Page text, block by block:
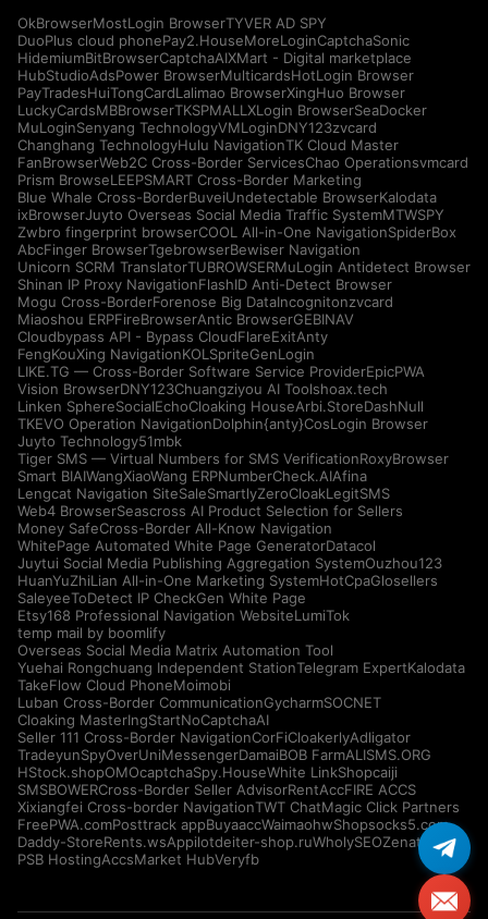
OkBrowserMostLogin BrowserTYVER AD SPY
DuoPlus cloud phonePay2.HouseMoreLoginCaptchaSonic
HidemiumBitBrowserCaptchaAIXMart - Digital marketplace
HubStudioAdsPower BrowserMulticardsHotLogin Browser
PayTradesHuiTongCardLalimao BrowserXingHuo Browser
LuckyCardsMBBrowserTKSPMALLXLogin BrowserSeaDocker
MuLoginSenyang TechnologyVMLoginDNY123zvcard
Changhang TechnologyHulu NavigationTK Cloud Master
FanBrowserWeb2C Cross-Border ServicesChao Operationsvmcard
Prism BrowseLEEPSMART Cross-Border Marketing
Blue Whale Cross-BorderBuveiUndetectable BrowserKalodata
ixBrowserJuyto Overseas Social Media Traffic SystemMTWSPY
Zwbro fingerprint browserCOOL All-in-One NavigationSpiderBox
AbcFinger BrowserTgebrowserBewiser Navigation
Unicorn SCRM TranslatorTUBROWSERMuLogin Antidetect Browser
Shinan IP Proxy NavigationFlashID Anti-Detect Browser
Mogu Cross-BorderForenose Big DataIncognitonzvcard
Miaoshou ERPFireBrowserAntic BrowserGEBINAV
Cloudbypass API - Bypass CloudFlareExitAnty
FengKouXing NavigationKOLSpriteGenLogin
LIKE.TG — Cross-Border Software Service ProviderEpicPWA
Vision BrowserDNY123Chuangziyou AI Toolshoax.tech
Linken SphereSocialEchoCloaking HouseArbi.StoreDashNull
TKEVO Operation NavigationDolphin{anty}CosLogin Browser
Juyto Technology51mbk
Tiger SMS — Virtual Numbers for SMS VerificationRoxyBrowser
Smart BIAIWangXiaoWang ERPNumberCheck.AIAfina
Lengcat Navigation SiteSaleSmartlyZeroCloakLegitSMS
Web4 BrowserSeascross AI Product Selection for Sellers
Money SafeCross-Border All-Know Navigation
WhitePage Automated White Page GeneratorDatacol
Juytui Social Media Publishing Aggregation SystemOuzhou123
HuanYuZhiLian All-in-One Marketing SystemHotCpaGlosellers
SaleyeeToDetect IP CheckGen White Page
Etsy168 Professional Navigation WebsiteLumiTok
temp mail by boomlify
Overseas Social Media Matrix Automation Tool
Yuehai Rongchuang Independent StationTelegram ExpertKalodata
TakeFlow Cloud PhoneMoimobi
Luban Cross-Border CommunicationGycharmSOCNET
Cloaking MasterIngStartNoCaptchaAI
Seller 111 Cross-Border NavigationCorFiCloakerlyAdligator
TradeyunSpyOverUniMessengerDamaiBOB FarmALISMS.ORG
HStock.shopOMOcaptchaSpy.HouseWhite LinkShopcaiji
SMSBOWERCross-Border Seller AdvisorRentAccFIRE ACCS
Xixiangfei Cross-border NavigationTWT ChatMagic Click Partners
FreePWA.comPosttrack appBuyaaccWaimaohwShopsocks5.com
Daddy-StoreRents.wsAppilotdeiter-shop.ruWholySEOZenattica
PSB HostingAccsMarket HubVeryfb